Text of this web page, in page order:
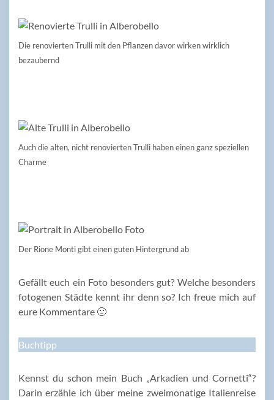
Die renovierten Trulli mit den Pflanzen davor wirken wirklich
bezaubernd
Auch die alten, nicht renovierten Trulli haben einen ganz speziellen
Charme
Der Rione Monti gibt einen guten Hintergrund ab
Gefällt euch ein Foto besonders gut? Welche besonders
fotogenen Städte kennt ihr denn so? Ich freue mich auf
eure Kommentare 🙂
Buchtipp
Kennst du schon mein Buch „Arkadien und Cornetti“?
Darin erzähle ich über meine zweimonatige Italienreise